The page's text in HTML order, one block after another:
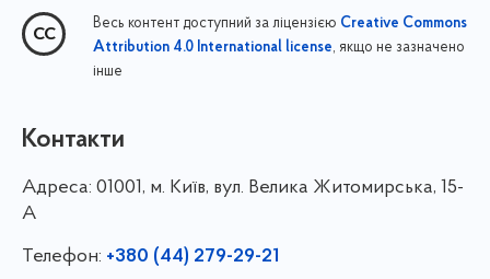
Весь контент доступний за ліцензією Creative Commons
Attribution 4.0 International license, якщо не зазначено
інше
Контакти
Адреса: 01001, м. Київ, вул. Велика Житомирська, 15-
А
Телефон: +380 (44) 279-29-21